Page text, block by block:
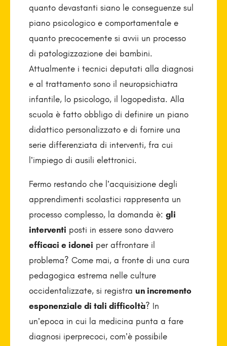
quanto devastanti siano le conseguenze sul
piano psicologico e comportamentale e
quanto precocemente si avvii un processo
di patologizzazione dei bambini.
Attualmente i tecnici deputati alla diagnosi
e al trattamento sono il neuropsichiatra
infantile, lo psicologo, il logopedista. Alla
scuola è fatto obbligo di definire un piano
didattico personalizzato e di fornire una
serie differenziata di interventi, fra cui
l’impiego di ausili elettronici.
Fermo restando che l’acquisizione degli
apprendimenti scolastici rappresenta un
processo complesso, la domanda è: gli
interventi posti in essere sono davvero
efficaci e idonei per affrontare il
problema? Come mai, a fronte di una cura
pedagogica estrema nelle culture
occidentalizzate, si registra un incremento
esponenziale di tali difficoltà? In
un’epoca in cui la medicina punta a fare
diagnosi iperprecoci, com’è possibile